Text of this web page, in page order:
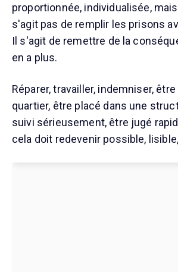
proportionnée, individualisée,
s'agit pas de remplir les prisons
Il s'agit de remettre de la
en a plus.
Réparer, travailler, indemniser,
quartier, être placé dans une
suivi sérieusement, être jugé
cela doit redevenir possible,